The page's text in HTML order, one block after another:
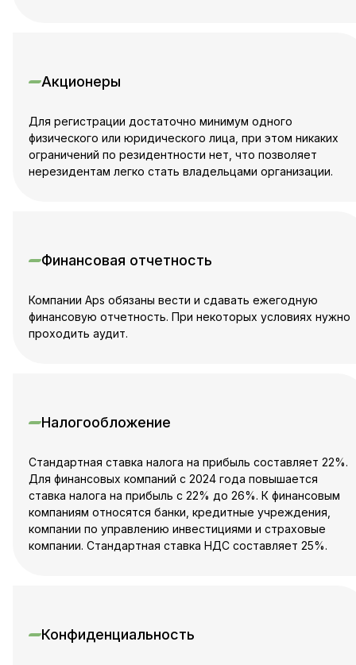
Акционеры
Для регистрации достаточно минимум одного
физического или юридического лица, при этом никаких
ограничений по резидентности нет, что позволяет
нерезидентам легко стать владельцами организации.
Финансовая отчетность
Компании Aps обязаны вести и сдавать ежегодную
финансовую отчетность. При некоторых условиях нужно
проходить аудит.
Налогообложение
Стандартная ставка налога на прибыль составляет 22%.
Для финансовых компаний с 2024 года повышается
ставка налога на прибыль с 22% до 26%. К финансовым
компаниям относятся банки, кредитные учреждения,
компании по управлению инвестициями и страховые
компании. Стандартная ставка НДС составляет 25%.
Конфиденциальность